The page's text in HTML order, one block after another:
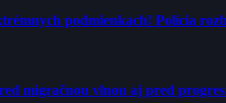
podmienkach! Polícia
migračnou vlnou aj pred